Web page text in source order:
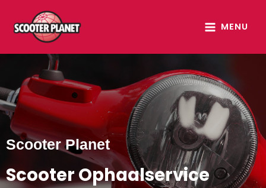
naar
inhoud
MENU
MENU
Scooter Planet
Scooter Ophaalservice